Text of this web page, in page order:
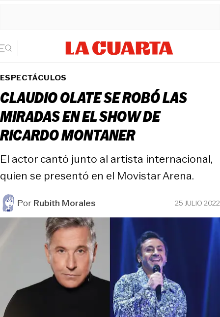
ESPECTÁCULOS
CLAUDIO OLATE SE ROBÓ LAS
MIRADAS EN EL SHOW DE
RICARDO MONTANER
El actor cantó junto al artista internacional,
quien se presentó en el Movistar Arena.
PorRubith Morales 25 JULIO 2022